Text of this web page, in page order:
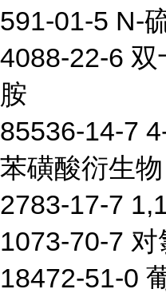
591-01-5 N-
4088-22-6
胺
85536-14-7
苯磺酸衍生物
2783-17-7
1073-70-7
18472-51-0